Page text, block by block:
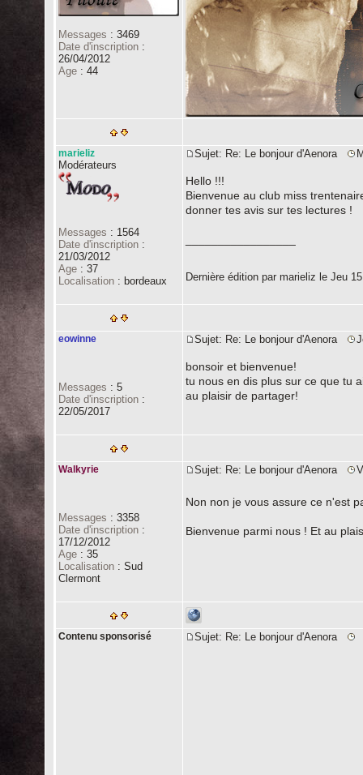
Messages : 3469
Date d'inscription :
26/04/2012
Age : 44
marieliz
Modérateurs
Messages : 1564
Date d'inscription :
21/03/2012
Age : 37
Localisation : bordeaux
Sujet: Re: Le bonjour d'Aenora
Hello !!!
Bienvenue au club miss
donner tes avis sur tes lectures !
Dernière édition par marieliz le Jeu
eowinne
Messages : 5
Date d'inscription :
22/05/2017
Sujet: Re: Le bonjour d'Aenora
bonsoir et bienvenue!
tu nous en dis plus sur ce que tu
au plaisir de partager!
Walkyrie
Messages : 3358
Date d'inscription :
17/12/2012
Age : 35
Localisation : Sud
Clermont
Sujet: Re: Le bonjour d'Aenora
Non non je vous assure ce n'est
Bienvenue parmi nous ! Et au
Contenu sponsorisé Sujet: Re: Le bonjour d'Aenora